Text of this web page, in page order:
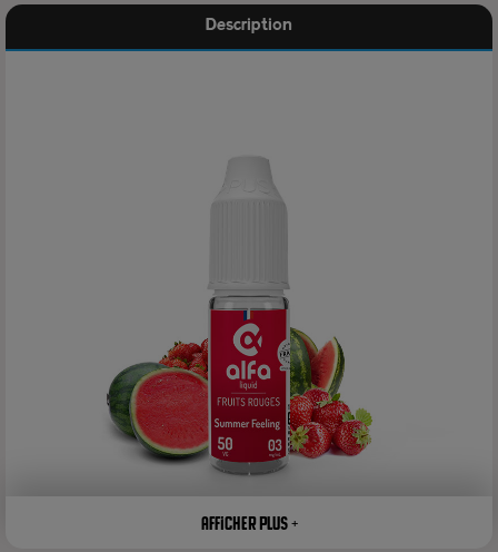
Description
Afficher plus +